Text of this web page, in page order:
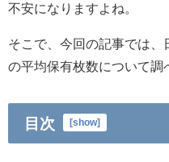
不安になりますよね。
そこで、今回の記事では、
の平均保有枚数について調
目次 [show]